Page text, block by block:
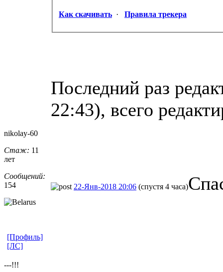
Как скачивать · Правила трекера
Последний раз
22:43), всего
nikolay-60
Стаж: 11
лет
Сообщений:
154
22-Янв-2018 20:06 (спустя 4 часа)
[Профиль]
[ЛС]
---!!!